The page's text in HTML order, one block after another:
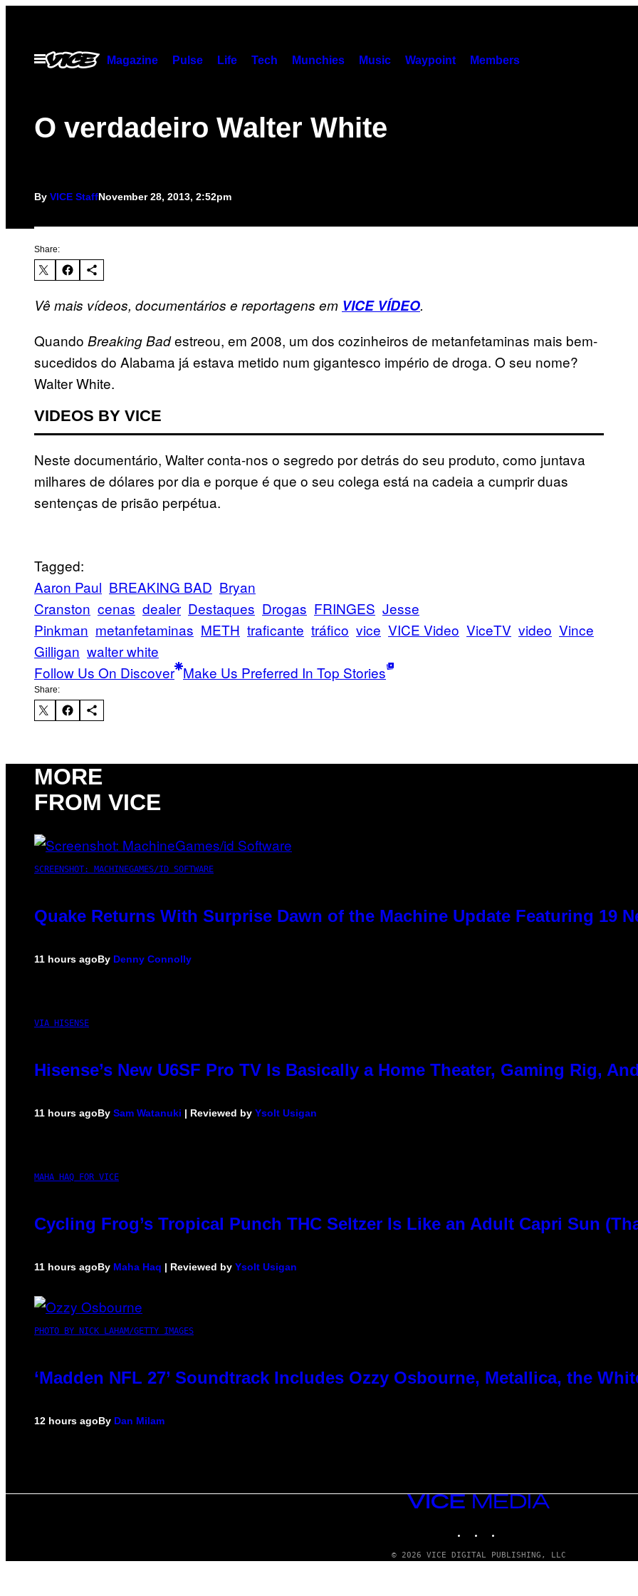
contentOpen
Menu
Magazine Pulse Life Tech Munchies Music Waypoint Members
O verdadeiro Walter White
By VICE StaffNovember 28, 2013, 2:52pm
Share:
Vê mais vídeos, documentários e reportagens em VICE VÍDEO.
Quando Breaking Badestreou, em 2008, um dos cozinheiros de metanfetaminas mais bem-
sucedidos do Alabama já estava metido num gigantesco império de droga. O seu nome?
Walter White.
VIDEOS BY VICE
Neste documentário, Walter conta-nos o segredo por detrás do seu produto, como juntava
milhares de dólares por dia e porque é que o seu colega está na cadeia a cumprir duas
sentenças de prisão perpétua.
Tagged:
Aaron Paul BREAKING BAD Bryan
Cranston cenas dealer Destaques Drogas FRINGES Jesse
Pinkman metanfetaminas METH traficante tráfico vice VICE Video ViceTV video Vince
Gilligan walter white
Follow Us On Discover Make Us Preferred In Top Stories
Share:
MORE
FROM VICE
SCREENSHOT: MACHINEGAMES/ID SOFTWARE
Quake Returns With Surprise Dawn of the Machine Update Featuring 19
11 hours agoBy Denny Connolly
VIA HISENSE
Hisense’s New U6SF Pro TV Is Basically a Home Theater, Gaming Rig,
11 hours agoBy Sam Watanuki | Reviewed by Ysolt Usigan
MAHA HAQ FOR VICE
Cycling Frog’s Tropical Punch THC Seltzer Is Like an Adult Capri Sun
11 hours agoBy Maha Haq | Reviewed by Ysolt Usigan
PHOTO BY NICK LAHAM/GETTY IMAGES
‘Madden NFL 27’ Soundtrack Includes Ozzy Osbourne, Metallica, the
12 hours agoBy Dan Milam
VICE
MEDIA
© 2026 VICE DIGITAL PUBLISHING, LLC